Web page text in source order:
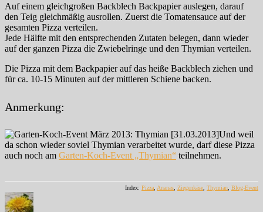
Auf einem gleichgroßen Backblech Backpapier auslegen, darauf
den Teig gleichmäßig ausrollen. Zuerst die Tomatensauce auf der
gesamten Pizza verteilen.
Jede Hälfte mit den entsprechenden Zutaten belegen, dann wieder
auf der ganzen Pizza die Zwiebelringe und den Thymian verteilen.
Die Pizza mit dem Backpapier auf das heiße Backblech ziehen und
für ca. 10-15 Minuten auf der mittleren Schiene backen.
Anmerkung:
Und weil
da schon wieder soviel Thymian verarbeitet wurde, darf diese Pizza
auch noch am Garten-Koch-Event „Thymian“ teilnehmen.
Index: Pizza Ananas Ziegenkäse Thymian Blog-Event